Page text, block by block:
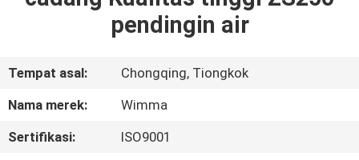
TENTANG
pendingin air
Tempat asal:
Chongqing, Tiongkok
Nama merek:
Wimma
Sertifikasi:
ISO9001